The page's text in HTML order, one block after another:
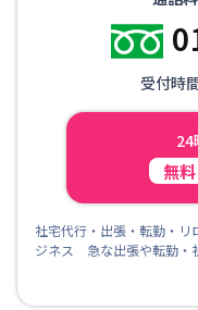
受付時
24
無料
社宅代行・出張・転勤・
ジネス 急な出張や転勤・